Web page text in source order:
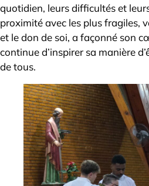
quotidien, leurs difficultés et
proximité avec les plus fragiles,
et le don de soi, a façonné son
continue d’inspirer sa manière
de tous.